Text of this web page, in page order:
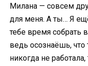
Милана — совсем
для меня. А ты… Я
тебе время собрать
ведь осознаёшь, что
никогда не